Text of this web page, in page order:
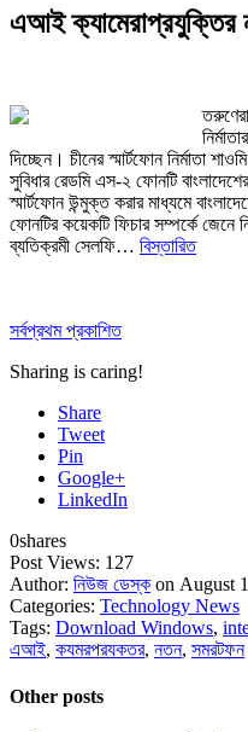
এআই ক্যামেরাপ্রযুক্তির
দিচ্ছেন। চীনের স্মার্টফোন নির্মাতা
সুবিধার রেডমি এস-২ ফোনটি
স্মার্টফোন উন্মুক্ত করার মাধ্যমে
ফোনটির কয়েকটি ফিচার সম্পর্কে জেনে
ব্যতিক্রমী সেলফি… বিস্তারিত
সর্বপ্রথম প্রকাশিত
Sharing is caring!
Share
Tweet
Pin
Google+
LinkedIn
0shares
Post Views: 127
Author: নিউজ ডেস্ক on August
Categories: Technology News
Tags: Download Windows,
এআই, কযমরপরযকতর, নতন, সমরটফন
Other posts